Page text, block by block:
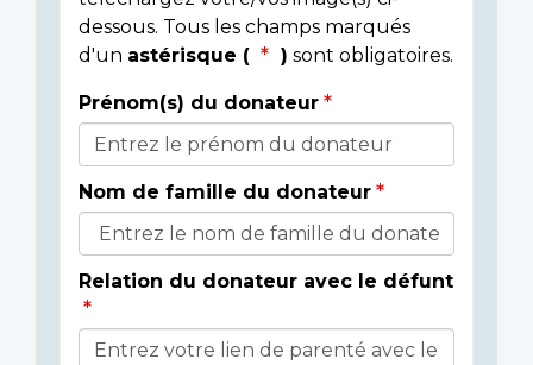
dessous. Tous les champs marqués
d'un astérisque ( ) sont obligatoires.
Détails
du
donateur
Prénom(s) du donateur
Nom de famille du donateur
Relation du donateur avec le défunt